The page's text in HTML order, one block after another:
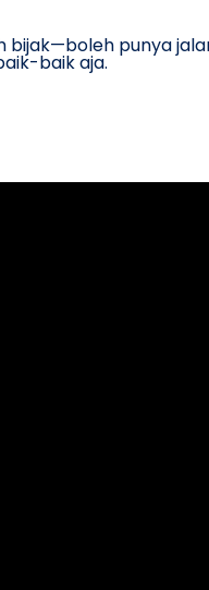
bijak—boleh punya
baik aja.